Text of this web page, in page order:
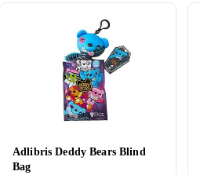
Adlibris Deddy Bears Blind
Bag